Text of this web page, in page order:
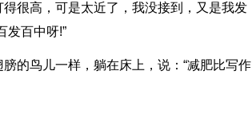
很高，可是太近了，我没接到，又是我发
发百中呀!”
的鸟儿一样，躺在床上，说：“减肥比写作